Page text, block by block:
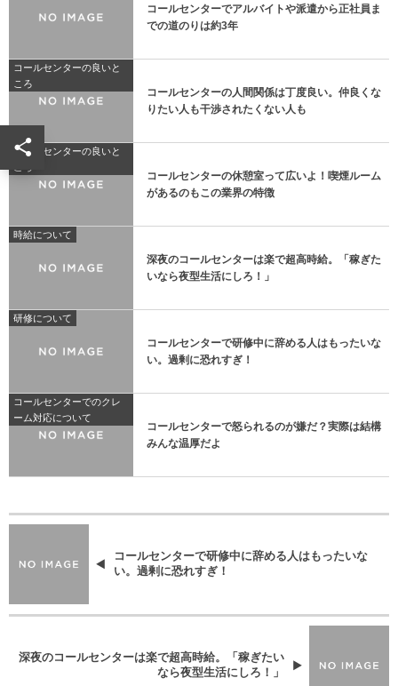
コールセンターでアルバイトや派遣から正社員ま
での道のりは約3年
コールセンターの良いと
ころ
コールセンターの人間関係は丁度良い。仲良くな
りたい人も干渉されたくない人も
コールセンターの良いと
コールセンターの休憩室って広いよ！喫煙ルーム
があるのもこの業界の特徴
時給について
深夜のコールセンターは楽で超高時給。「稼ぎた
いなら夜型生活にしろ！」
研修について
コールセンターで研修中に辞める人はもったいな
い。過剰に恐れすぎ！
コールセンターでのクレ
ーム対応について
コールセンターで怒られるのが嫌だ？実際は結構
みんな温厚だよ
コールセンターで研修中に辞める人はもったいな
い。過剰に恐れすぎ！
深夜のコールセンターは楽で超高時給。「稼ぎたい
なら夜型生活にしろ！」